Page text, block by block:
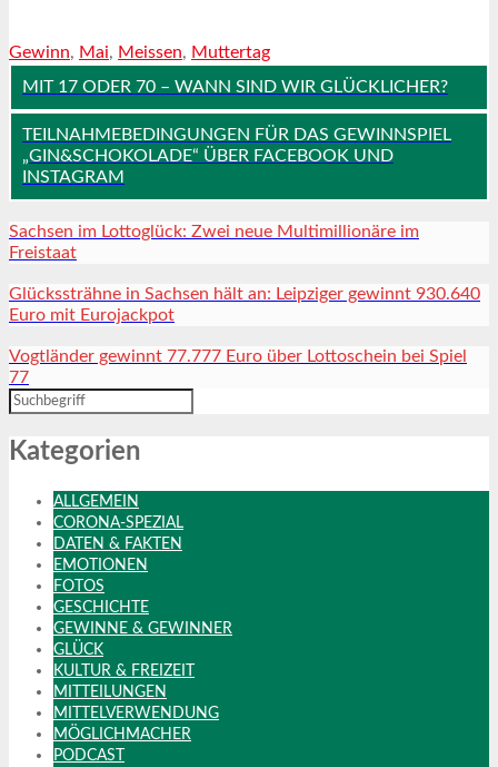
Gewinn, Mai, Meissen, Muttertag
MIT 17 ODER 70 – WANN SIND WIR GLÜCKLICHER?
TEILNAHMEBEDINGUNGEN FÜR DAS GEWINNSPIEL
„GIN&SCHOKOLADE“ ÜBER FACEBOOK UND
INSTAGRAM
Sachsen im Lottoglück: Zwei neue Multimillionäre im
Freistaat
Glückssträhne in Sachsen hält an: Leipziger gewinnt 930.640
Euro mit Eurojackpot
Vogtländer gewinnt 77.777 Euro über Lottoschein bei Spiel
77
Kategorien
ALLGEMEIN
CORONA-SPEZIAL
DATEN & FAKTEN
EMOTIONEN
FOTOS
GESCHICHTE
GEWINNE & GEWINNER
GLÜCK
KULTUR & FREIZEIT
MITTEILUNGEN
MITTELVERWENDUNG
MÖGLICHMACHER
PODCAST